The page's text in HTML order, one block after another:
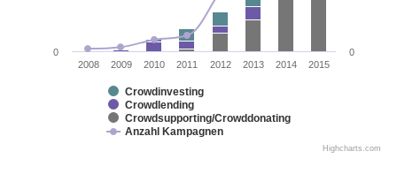
Crowdinvesting
Crowdlending
Crowdsupporting/Crowddonating
Anzahl Kampagnen
2008 2009 2010 2011 2012 2013 2014 2015
0 0
Highcharts.com